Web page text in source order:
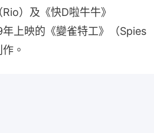
）及《快D啦牛牛》
年上映的《變雀特工》（Spies
。